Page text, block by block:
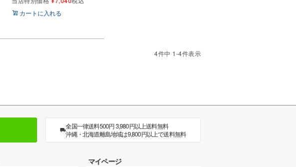
カートに入れる
4件中 1-4件表示
全国一律送料500円 3,980円以上送料無料
沖縄・北海道離島地域は9,800円以上で送料無料
マイページ